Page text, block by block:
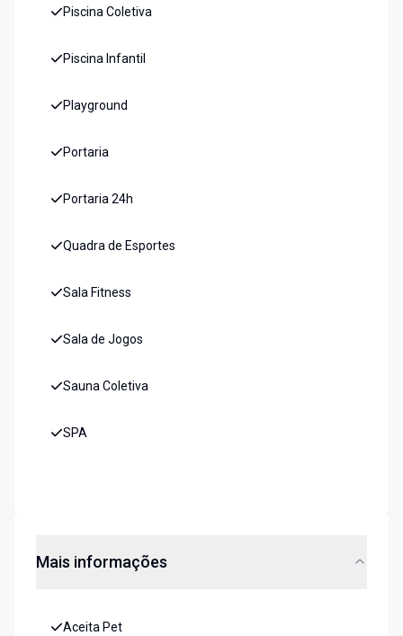
Piscina Coletiva
Piscina Infantil
Playground
Portaria
Portaria 24h
Quadra de Esportes
Sala Fitness
Sala de Jogos
Sauna Coletiva
SPA
Mais informações
Aceita Pet